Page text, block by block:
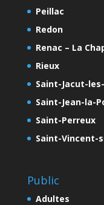
Peillac
Redon
Renac – La
Rieux
Saint-Jacut-
Saint-Jean-la-
Saint-Perreux
Saint-Vincent-
Public
Adultes